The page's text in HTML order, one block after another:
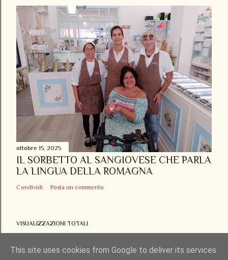
ottobre 15, 2025
IL SORBETTO AL SANGIOVESE CHE PARLA
LA LINGUA DELLA ROMAGNA
Condividi Posta un commento
VISUALIZZAZIONI TOTALI
This site uses cookies from Google to deliver its services